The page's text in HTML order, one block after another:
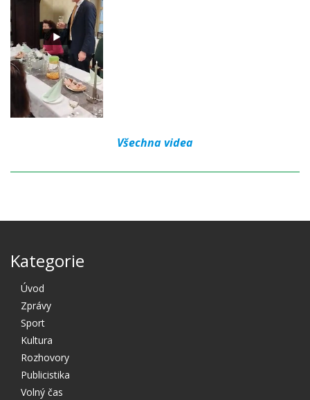
Všechna videa
Kategorie
Úvod
Zprávy
Sport
Kultura
Rozhovory
Publicistika
Volný čas